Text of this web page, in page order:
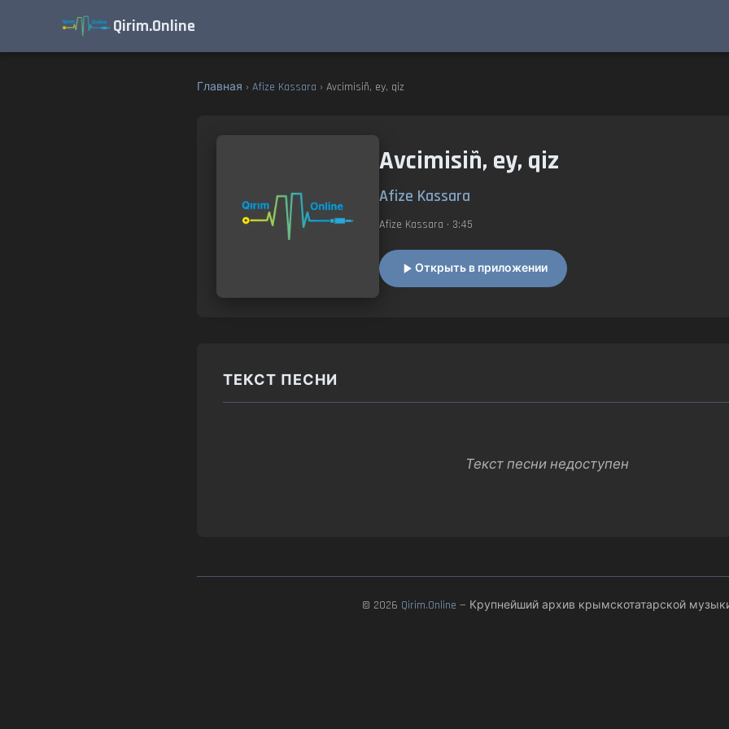
Qirim.Online
Главная › Afize Kassara › Avcimisiñ, ey, qiz
Avcimisiñ, ey, qiz
Afize Kassara
Afize Kassara • 3:45
Открыть в приложении
ТЕКСТ ПЕСНИ
Текст песни недоступен
© 2026 Qirim.Online — Крупнейший архив крымскотатарской